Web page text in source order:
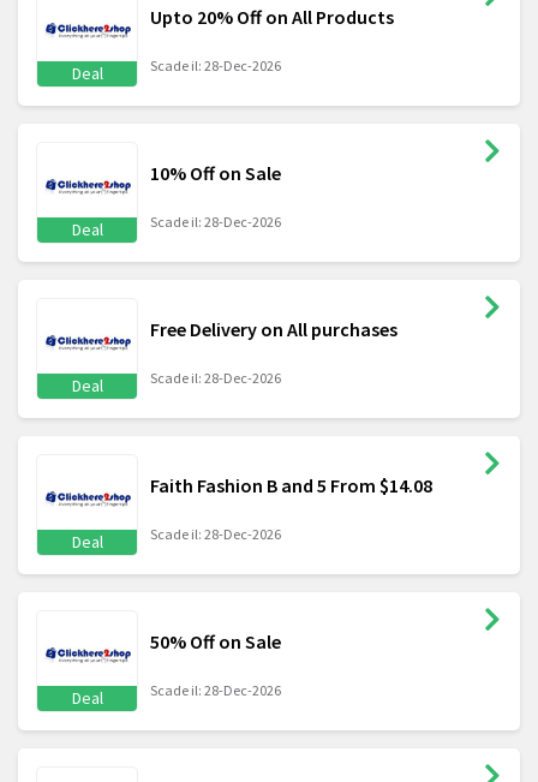
Deal
Upto 20% Off on All Products
Scade il: 28-Dec-2026
Deal
10% Off on Sale
Scade il: 28-Dec-2026
Deal
Free Delivery on All purchases
Scade il: 28-Dec-2026
Deal
Faith Fashion B and 5 From $14.08
Scade il: 28-Dec-2026
Deal
50% Off on Sale
Scade il: 28-Dec-2026